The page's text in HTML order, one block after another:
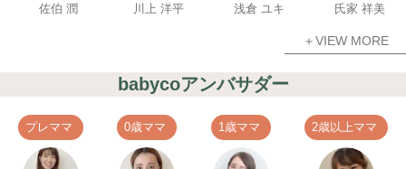
佐伯 潤 川上 洋平 浅倉 ユキ 氏家 祥美
＋VIEW MORE
babycoアンバサダー
プレママ 0歳ママ 1歳ママ 2歳以上ママ